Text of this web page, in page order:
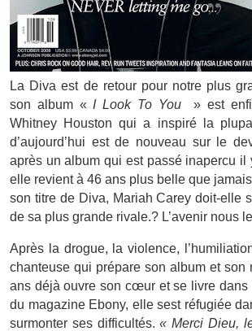
La Diva est de retour pour notre plus
son album « I Look To You» est
Whitney Houston qui a inspiré la
d’aujourd’hui est de nouveau sur le
après un album qui est passé inapercu il
elle revient à 46 ans plus belle que
son titre de Diva, Mariah Carey doit-elle
de sa plus grande rivale.? L’avenir nous
Après la drogue, la violence,
chanteuse qui prépare son album et son
ans déjà ouvre son cœur et se livre dans
du magazine Ebony, elle sest réfugiée
surmonter ses difficultés. « Merci Dieu,